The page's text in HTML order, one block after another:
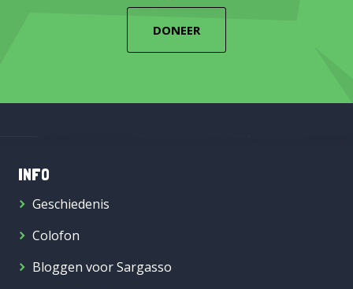
DONEER
INFO
Geschiedenis
Colofon
Bloggen voor Sargasso